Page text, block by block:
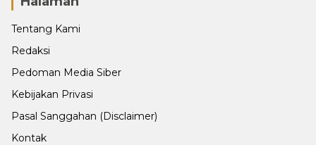
Tentang Kami
Redaksi
Pedoman Media Siber
Kebijakan Privasi
Pasal Sanggahan (Disclaimer)
Kontak